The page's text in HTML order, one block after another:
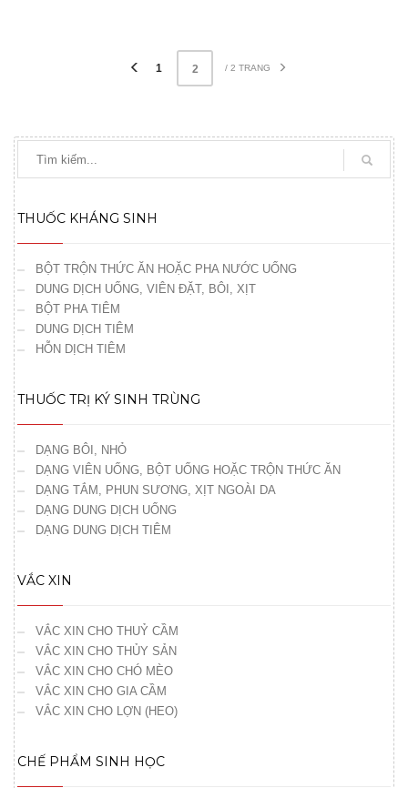
1 2 / 2 TRANG
THUỐC KHÁNG SINH
BỘT TRỘN THỨC ĂN HOẶC PHA NƯỚC UỐNG
DUNG DỊCH UỐNG, VIÊN ĐẶT, BÔI, XỊT
BỘT PHA TIÊM
DUNG DỊCH TIÊM
HỖN DỊCH TIÊM
THUỐC TRỊ KÝ SINH TRÙNG
DẠNG BÔI, NHỎ
DẠNG VIÊN UỐNG, BỘT UỐNG HOẶC TRỘN THỨC ĂN
DẠNG TẮM, PHUN SƯƠNG, XỊT NGOÀI DA
DẠNG DUNG DỊCH UỐNG
DẠNG DUNG DỊCH TIÊM
VẮC XIN
VẮC XIN CHO THUỶ CẦM
VẮC XIN CHO THỦY SẢN
VẮC XIN CHO CHÓ MÈO
VẮC XIN CHO GIA CẦM
VẮC XIN CHO LỢN (HEO)
CHẾ PHẨM SINH HỌC